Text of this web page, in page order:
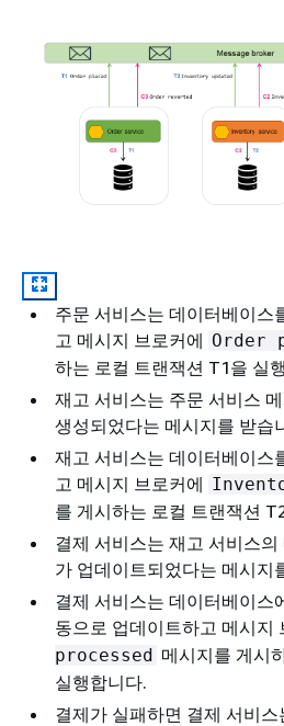
주문 서비스는 데이터베이스
고 메시지 브로커에 Order
하는 로컬 트랜잭션 T1을 실
재고 서비스는 주문 서비스
생성되었다는 메시지를 받습
재고 서비스는 데이터베이스
고 메시지 브로커에
를 게시하는 로컬 트랜잭션
결제 서비스는 재고 서비스
가 업데이트되었다는 메시지
결제 서비스는 데이터베이스
동으로 업데이트하고 메시지
processed 메시지를 게시
실행합니다.
결제가 실패하면 결제 서비